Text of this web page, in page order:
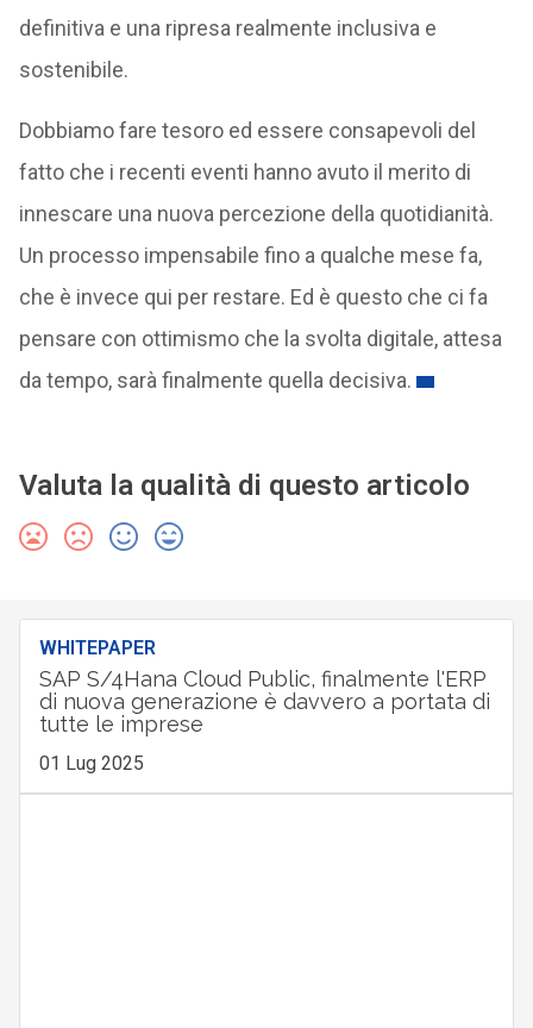
definitiva e una ripresa realmente inclusiva e
sostenibile.
Dobbiamo fare tesoro ed essere consapevoli del
fatto che i recenti eventi hanno avuto il merito di
innescare una nuova percezione della quotidianità.
Un processo impensabile fino a qualche mese fa,
che è invece qui per restare. Ed è questo che ci fa
pensare con ottimismo che la svolta digitale, attesa
da tempo, sarà finalmente quella decisiva.
Valuta la qualità di questo articolo
WHITEPAPER
SAP S/4Hana Cloud Public, finalmente l'ERP
di nuova generazione è davvero a portata di
tutte le imprese
01 Lug 2025